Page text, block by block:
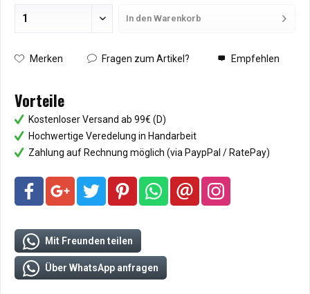
In den Warenkorb
Merken Fragen zum Artikel? Empfehlen
Vorteile
Kostenloser Versand ab 99€ (D)
Hochwertige Veredelung in Handarbeit
Zahlung auf Rechnung möglich (via PaypPal / RatePay)
Mit Freunden teilen
Über WhatsApp anfragen